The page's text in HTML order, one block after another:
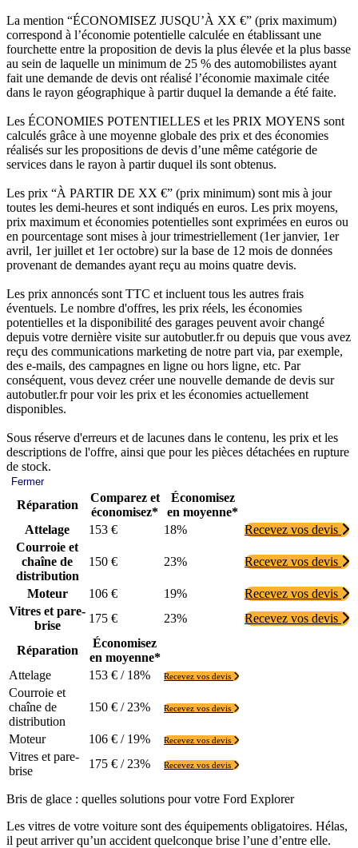
La mention “ÉCONOMISEZ JUSQU’À XX €” (prix maximum)
correspond à l’économie potentielle calculée en établissant une
fourchette entre la proposition de devis la plus élevée et la plus basse
au sein de laquelle un minimum de 25 % des automobilistes ayant
fait une demande de devis ont réalisé l’économie maximale citée
dans le rayon géographique à partir duquel la demande a été faite.
Les ÉCONOMIES POTENTIELLES et les PRIX MOYENS sont
calculés grâce à une moyenne globale des prix et des économies
réalisés sur les propositions de devis d’une même catégorie de
services dans le rayon à partir duquel ils sont obtenus.
Les prix “À PARTIR DE XX €” (prix minimum) sont mis à jour
toutes les demi-heures et sont indiqués en euros. Les prix moyens,
prix maximum et économies potentielles sont exprimées en euros ou
en pourcentage sont mises à jour trimestriellement (1er janvier, 1er
avril, 1er juillet et 1er octobre) sur la base de 12 mois de données
provenant de demandes ayant reçu au moins quatre devis.
Les prix annoncés sont TTC et incluent tous les autres frais
éventuels. Le nombre d'offres, les prix réels, les économies
potentielles et la disponibilité des garages peuvent avoir changé
depuis votre dernière visite sur autobutler.fr ou depuis que vous avez
reçu des communications marketing de notre part via, par exemple,
des e-mails, des campagnes en ligne ou hors ligne, etc. Par
conséquent, vous devez créer une nouvelle demande de devis sur
autobutler.fr pour voir les prix et les économies actuellement
disponibles.
Sous réserve d'erreurs et de lacunes dans le contenu, les prix et les
descriptions de l'offre, ainsi que pour les pièces détachées en rupture
de stock.
Fermer
Réparation
Comparez et
économisez*
Économisez
en moyenne*
Attelage
153 € 18%
Recevez vos devis
Courroie et
chaîne de
distribution
150 € 23% Recevez vos devis
Moteur 106 € 19%
Recevez vos devis
Vitres et pare-
brise
175 € 23% Recevez vos devis
Réparation
Économisez
en moyenne*
Attelage
153 € / 18% Recevez vos devis
Courroie et
chaîne de
distribution
150 € / 23% Recevez vos devis
Moteur 106 € / 19% Recevez vos devis
Vitres et pare-
brise
175 € / 23% Recevez vos devis
Bris de glace : quelles solutions pour votre Ford Explorer
Les vitres de votre voiture sont des équipements obligatoires. Hélas,
il peut arriver qu’un accident quelconque brise l’une d’entre elle.